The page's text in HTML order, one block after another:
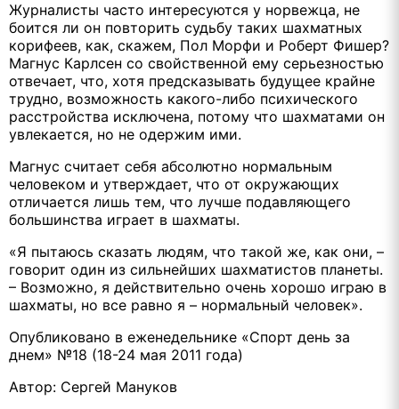
Журналисты часто интересуются у норвежца, не
боится ли он повторить судьбу таких шахматных
корифеев, как, скажем, Пол Морфи и Роберт Фишер?
Магнус Карлсен со свойственной ему серьезностью
отвечает, что, хотя предсказывать будущее крайне
трудно, возможность какого-либо психического
расстройства исключена, потому что шахматами он
увлекается, но не одержим ими.
Магнус считает себя абсолютно нормальным
человеком и утверждает, что от окружающих
отличается лишь тем, что лучше подавляющего
большинства играет в шахматы.
«Я пытаюсь сказать людям, что такой же, как они, –
говорит один из сильнейших шахматистов планеты.
– Возможно, я действительно очень хорошо играю в
шахматы, но все равно я – нормальный человек».
Опубликовано в еженедельнике «Спорт день за
днем» №18 (18-24 мая 2011 года)
Автор: Сергей Мануков